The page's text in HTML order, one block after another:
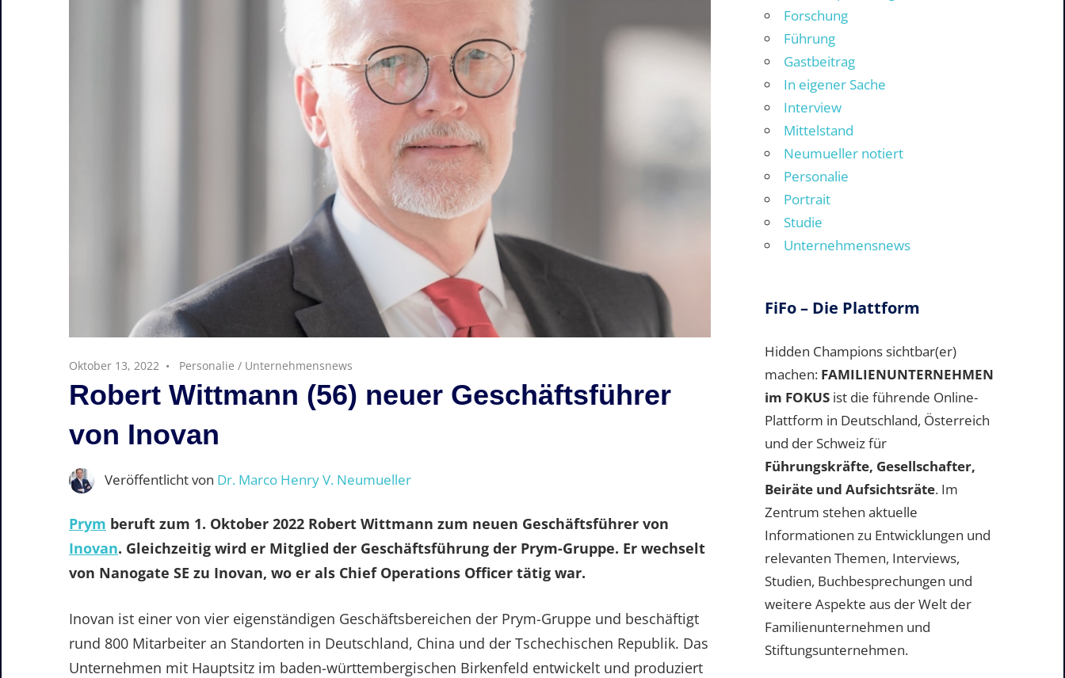
Oktober 13, 2022 Personalie / Unternehmensnews
Robert Wittmann (56) neuer Geschäftsführer
von Inovan
Veröffentlicht von Dr. Marco Henry V. Neumueller
Prym beruft zum 1. Oktober 2022 Robert Wittmann zum neuen Geschäftsführer von
Inovan. Gleichzeitig wird er Mitglied der Geschäftsführung der Prym-Gruppe. Er wechselt
von Nanogate SE zu Inovan, wo er als Chief Operations Officer tätig war.
Inovan ist einer von vier eigenständigen Geschäftsbereichen der Prym-Gruppe und beschäftigt
rund 800 Mitarbeiter an Standorten in Deutschland, China und der Tschechischen Republik. Das
Unternehmen mit Hauptsitz im baden-württembergischen Birkenfeld entwickelt und produziert
Forschung
Führung
Gastbeitrag
In eigener Sache
Interview
Mittelstand
Neumueller notiert
Personalie
Portrait
Studie
Unternehmensnews
FiFo – Die Plattform
Hidden Champions sichtbar(er)
machen: FAMILIENUNTERNEHMEN
im FOKUS ist die führende Online-
Plattform in Deutschland, Österreich
und der Schweiz für
Führungskräfte, Gesellschafter,
Beiräte und Aufsichtsräte. Im
Zentrum stehen aktuelle
Informationen zu Entwicklungen und
relevanten Themen, Interviews,
Studien, Buchbesprechungen und
weitere Aspekte aus der Welt der
Familienunternehmen und
Stiftungsunternehmen.